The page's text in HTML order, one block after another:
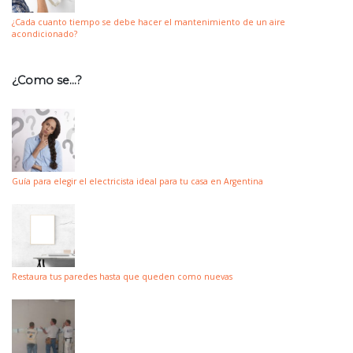
¿Cada cuanto tiempo se debe hacer el mantenimiento de un aire
acondicionado?
¿Como se…?
Guía para elegir el electricista ideal para tu casa en Argentina
Restaura tus paredes hasta que queden como nuevas